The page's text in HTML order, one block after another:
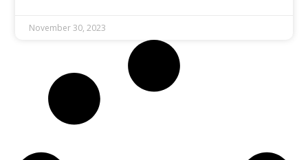
November 30, 2023